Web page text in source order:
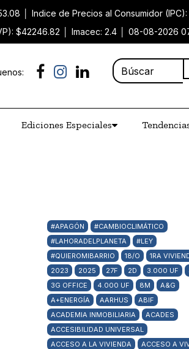
Indice de Precios al Consumidor (IPC):
$42246.82 Imacec: 2.4 08-08-2026
Ediciones Especiales
#APAGÓN
#CAMBIOCLIMÁTICO
#LAHORADELPLANETA
#LEY
#QUIEROMIBARRIO
18/O
1RA
2023
2025 27F 2D 3.000 UF
3G OFFICE
4.000 UF 8M
A&G
A+ENERGÍA
AARHUS
ABIF
ACADEMIA INMOBILIARIA
ACADES
ACCESIBILIDAD UNIVERSAL
ACCESO A LA VIVIENDA
ACCESO A